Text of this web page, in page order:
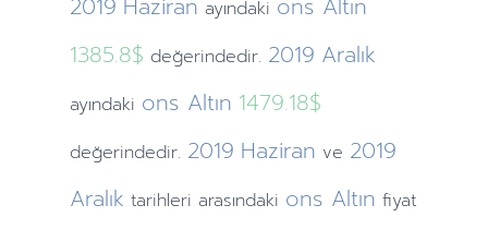
2019 Haziran ayındaki ons Altın
1385.8$ değerindedir. 2019 Aralık
ayındaki ons Altın 1479.18$
değerindedir. 2019 Haziran ve 2019
Aralık tarihleri arasındaki ons Altın fiyat